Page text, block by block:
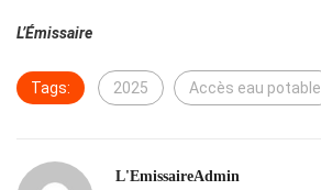
L’Émissaire
Tags: 2025 Accès eau potable
L'EmissaireAdmin